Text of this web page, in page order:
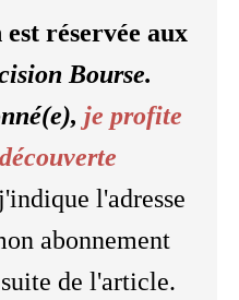
réservée aux
Bourse.
je profite
l'adresse
abonnement
de l'article.